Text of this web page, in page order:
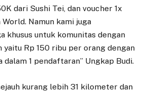
dari Sushi Tei, dan voucher 1x
Namun kami juga
khusus untuk komunitas dengan
yaitu Rp 150 ribu per orang dengan
1 pendaftaran” Ungkap Budi.
kurang lebih 31 kilometer dan